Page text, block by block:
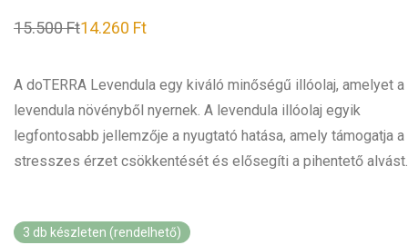
az 5-ből,
15.500Ft14.260 Ft
A doTERRA Levendula egy kiváló minőségű illóolaj, amelyet a
levendula növényből nyernek. A levendula illóolaj egyik
legfontosabb jellemzője a nyugtató hatása, amely támogatja a
stresszes érzet csökkentését és elősegíti a pihentető alvást.
3 db készleten (rendelhető)